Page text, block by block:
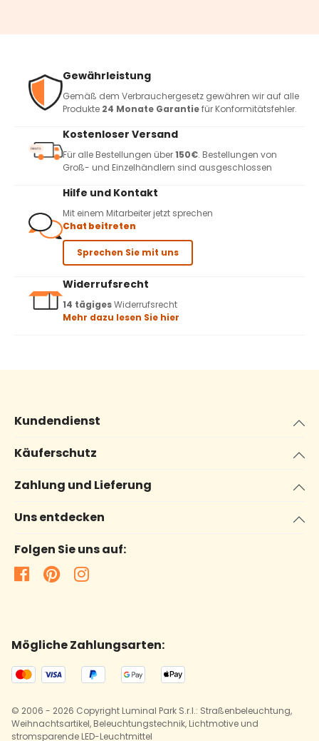
Gewährleistung
Gemäß dem Verbrauchergesetz gewähren wir auf alle
Produkte 24 Monate Garantiefür Konformitätsfehler.
Kostenloser Versand
Für alle Bestellungen über150€. Bestellungen von
Groß- und Einzelhändlern sind ausgeschlossen
Hilfe und Kontakt
Mit einem Mitarbeiter jetzt sprechen
Chat beitreten
Sprechen Sie mit uns
Widerrufsrecht
14 tägigesWiderrufsrecht
Mehr dazu lesen Sie hier
Kundendienst
Käuferschutz
Zahlung und Lieferung
Uns entdecken
Folgen Sie uns auf:
Mögliche Zahlungsarten:
© 2006 - 2026 Copyright Luminal Park S.r.l.: Straßenbeleuchtung,
Weihnachtsartikel, Beleuchtungstechnik, Lichtmotive und
stromsparende LED-Leuchtmittel